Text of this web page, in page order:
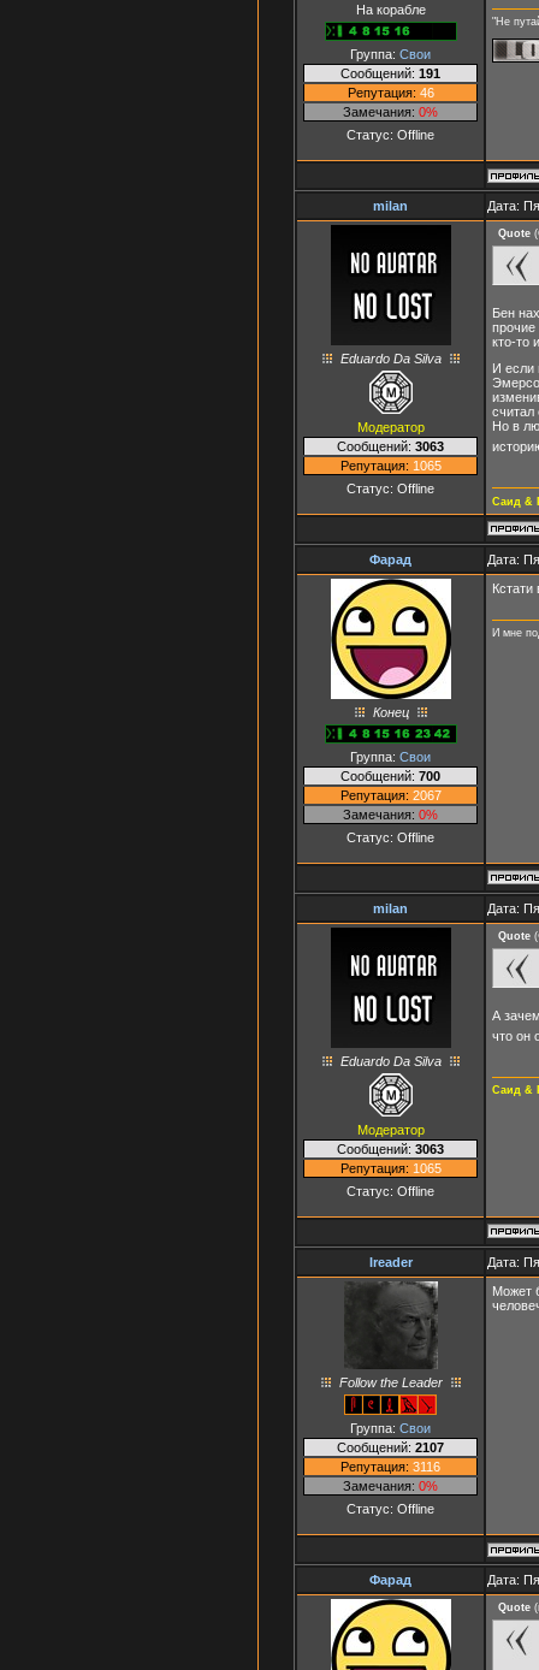
На корабле
Группа: Свои
Сообщений: 191
Репутация: 46
Замечания: 0%
Статус: Offline
"Не
milan Дата:
Eduardo Da Silva
Модератор
Сообщений: 3063
Репутация: 1065
Статус: Offline
Quote (
Бен
прочие
кто-то
И если
считал
Но в
Саид &
Фарад Дата:
Конец
Группа: Свои
Сообщений: 700
Репутация: 2067
Замечания: 0%
Статус: Offline
И мне
milan Дата:
Eduardo Da Silva
Модератор
Сообщений: 3063
Репутация: 1065
Статус: Offline
Quote (
А
что он
Саид &
Ireader Дата:
Follow the Leader
Группа: Свои
Сообщений: 2107
Репутация: 3116
Замечания: 0%
Статус: Offline
Может
Фарад Дата:
Quote (